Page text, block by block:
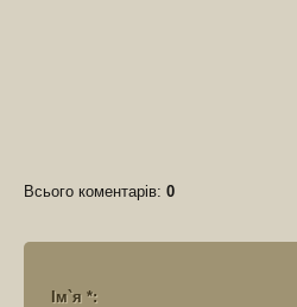
Всього коментарів: 0
Ім`я *: